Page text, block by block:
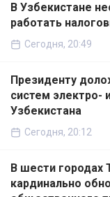
В Узбекистане
работать
Сегодня, 20:49
Президенту
систем электро-
Узбекистана
Сегодня, 20:12
В шести городах
кардинально